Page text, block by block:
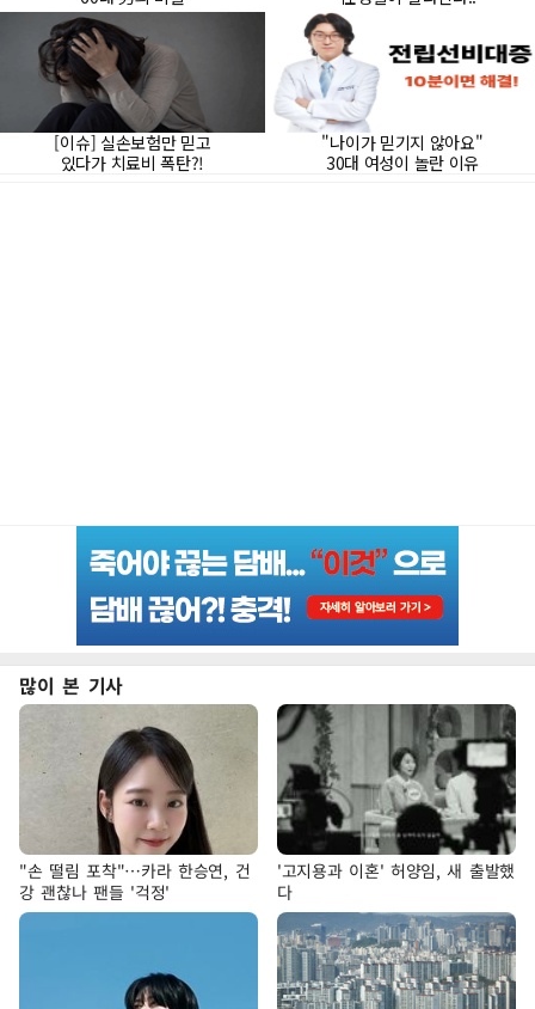
많이 본 기사
"손 떨림 포착"…카라 한승연, 건
강 괜찮나 팬들 '걱정'
'고지용과 이혼' 허양임, 새 출발했
다